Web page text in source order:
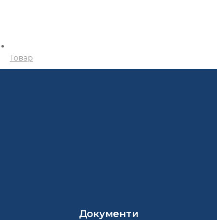
Товар
Документи